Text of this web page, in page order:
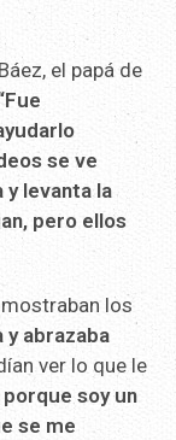
el papá de
se ve
y levanta la
pero ellos
los
y abrazaba
ver lo que le
porque soy un
se me